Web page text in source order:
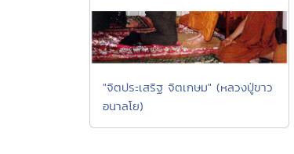
"จิตประเสริฐ จิตเกษม" (หลวงปู่ขาว
อนาลโย)